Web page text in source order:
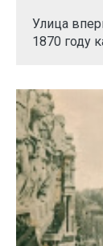
Улица
1870 году